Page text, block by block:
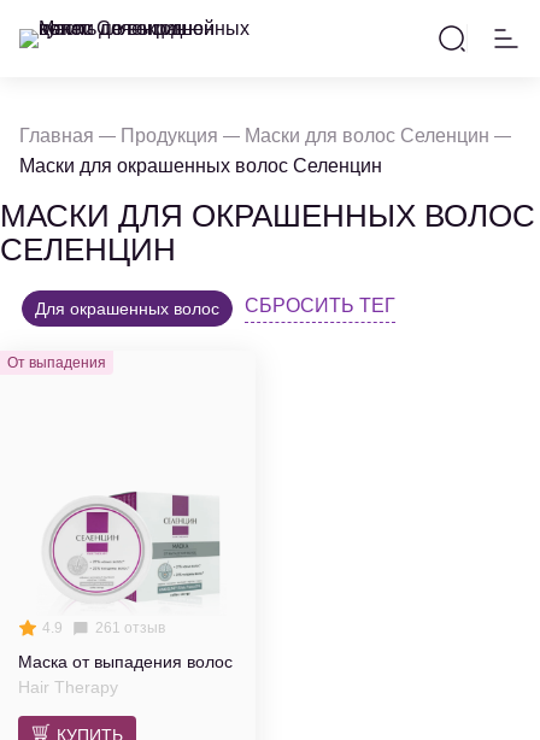
Главная Продукция
Маски для волос Селенцин
Маски для окрашенных волос Селенцин
МАСКИ ДЛЯ ОКРАШЕННЫХ ВОЛОС
СЕЛЕНЦИН
Для окрашенных волос СБРОСИТЬ ТЕГ
От выпадения
4.9 261 отзыв
Маска от выпадения волос
Hair Therapy
КУПИТЬ